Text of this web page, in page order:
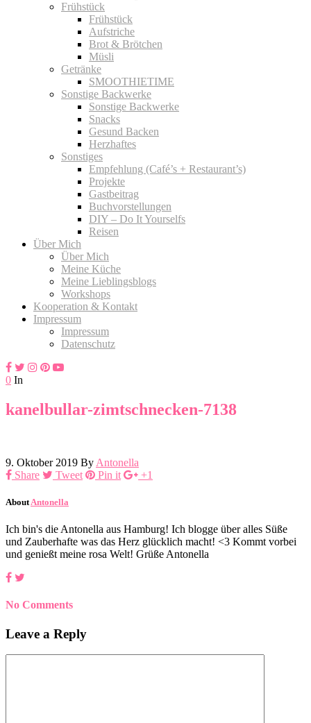
Frühstück
Frühstück
Aufstriche
Brot & Brötchen
Müsli
Getränke
SMOOTHIETIME
Sonstige Backwerke
Sonstige Backwerke
Snacks
Gesund Backen
Herzhaftes
Sonstiges
Empfehlung (Café’s + Restaurant’s)
Projekte
Gastbeitrag
Buchvorstellungen
DIY – Do It Yourselfs
Reisen
Über Mich
Über Mich
Meine Küche
Meine Lieblingsblogs
Workshops
Kooperation & Kontakt
Impressum
Impressum
Datenschutz
0 In
kanelbullar-zimtschnecken-7138
9. Oktober 2019 By Antonella
Share
Tweet Pin it +1
About Antonella
Ich bin's die Antonella aus Hamburg! Ich blogge über alles Süße
und Zauberhafte was das Herz glücklich macht! <3 Kommt vorbei
und genießt meine rosa Welt! Grüße Antonella
No Comments
Leave a Reply